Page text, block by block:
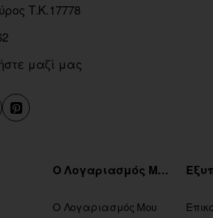
Τ.Κ.17778
μαζί μας
Ο Λογαριασμός Μου
Ο Λογαριασμός Μου